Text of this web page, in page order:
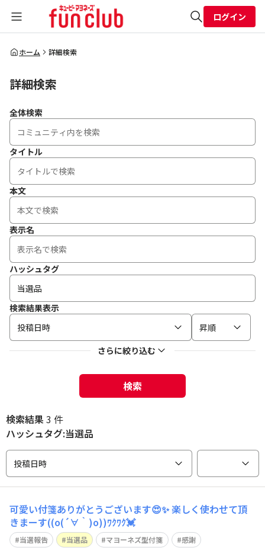
全体検索
ログイン
ホーム 詳細検索
詳細検索
全体検索
タイトル
本文
表示名
ハッシュタグ
検索結果表示
投稿日時
昇順
さらに絞り込む
検索
検索結果3 件
ハッシュタグ:当選品
投稿日時
可愛い付箋ありがとうございます😍✨ 楽しく使わせて頂
きまーす((o(´∀｀)o))ﾜｸﾜｸ💓
当選報告 当選品 マヨーネズ型付箋 感謝